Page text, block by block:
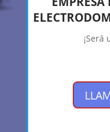
¡Será